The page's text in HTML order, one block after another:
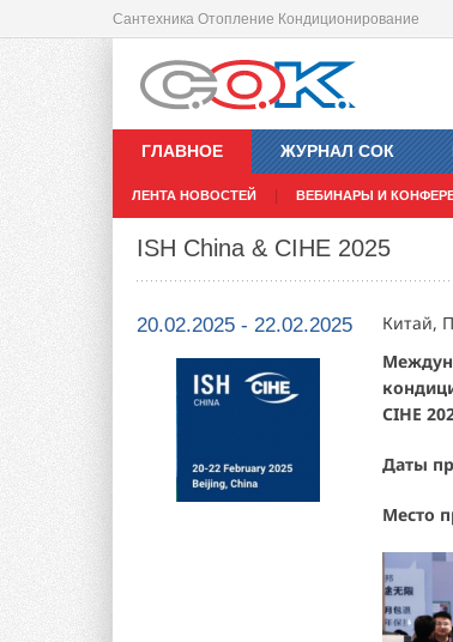
Сантехника Отопление Кондиционирование
ГЛАВНОЕ
ЛЕНТА НОВОСТЕЙ ВЕБИНАРЫ И
ЖУРНАЛ СОК
ISH China & CIHE 2025
20.02.2025 - 22.02.2025
Китай,
CIHE
Даты
Место